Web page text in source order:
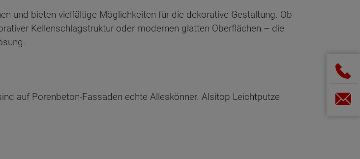
und bieten vielfältige Möglichkeiten für die dekorative Gestaltung. Ob
Kellenschlagstruktur oder modernen glatten Oberflächen – die
auf Porenbeton-Fassaden echte Alleskönner. Alsitop Leichtputze